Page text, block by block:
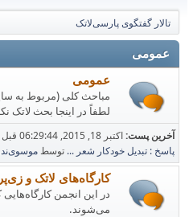
تالار گفتگوی پارسی‌لاتک
عمومی
عمومی
مباحث کلی (مربوط به
لطفاً در اینجا بحث لاتک
آخرین پست:اکتبر 18, 2015, 06:29:44 قبل از ظهر
پاسخ : تبدیل خودکار شعر ... توسط
کارگاه‌های لاتک و
در این انجمن
می‌شوند.